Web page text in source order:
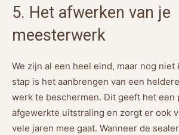
5. Het afwerken van je
meesterwerk
We zijn al een heel eind, maar nog niet
stap is het aanbrengen van een
werk te beschermen. Dit geeft het een
afgewerkte uitstraling en zorgt er ook
vele jaren mee gaat. Wanneer de